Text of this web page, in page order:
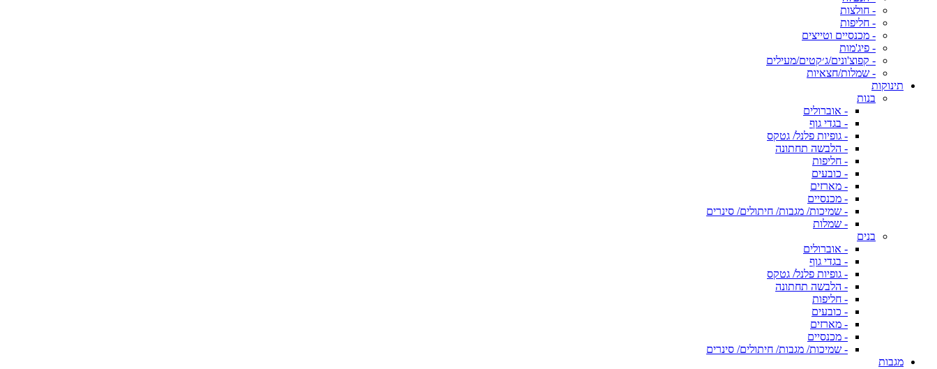
- חולצות
- חליפות
- מכנסיים וטייצים
- פיג'מות
- קפוצ'ונים/ג׳קטים/מעילים
- שמלות/חצאיות
תינוקות
בנות
- אוברולים
- בגדי גוף
- גופיות פלנל/ גטקס
- הלבשה תחתונה
- חליפות
- כובעים
- מארזים
- מכנסיים
- שמיכות/ מגבות/ חיתולים/ סינרים
- שמלות
בנים
- אוברולים
- בגדי גוף
- גופיות פלנל/ גטקס
- הלבשה תחתונה
- חליפות
- כובעים
- מארזים
- מכנסיים
- שמיכות/ מגבות/ חיתולים/ סינרים
מגבות